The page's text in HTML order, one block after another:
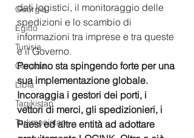
Georgia
Egitto
Tunisia
Canada
Libia
Tagikistan
Turkmenistan
dati logistici, il monitoraggio delle
spedizioni e lo scambio di
informazioni tra imprese e tra queste
e il Governo.
Pechino sta spingendo forte per una
sua implementazione globale.
Incoraggia i gestori dei porti, i
vettori di merci, gli spedizionieri, i
Paesi ed altre entità ad adottare